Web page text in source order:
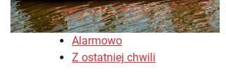
Alarmowo
Z ostatniej chwili